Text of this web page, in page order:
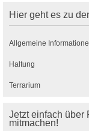
Hier geht es zu
Allgemeine
Haltung
Terrarium
Jetzt einfach über
mitmachen!